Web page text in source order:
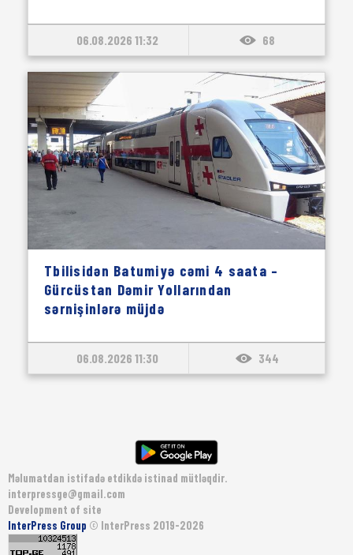
06.08.2026 11:32 68
Tbilisidən Batumiyə cəmi 4 saata –
Gürcüstan Dəmir Yollarından
sərnişinlərə müjdə
06.08.2026 11:30 344
Məlumatdan istifadə etdikdə istinad mütləqdir.
interpressge@gmail.com
Development of site
InterPress Group © InterPress 2019-2026